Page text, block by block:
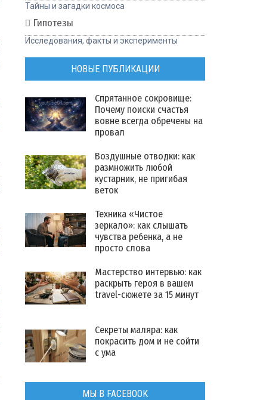
Тайны и загадки космоса
Гипотезы
Исследования, факты и эксперименты
НОВЫЕ ПУБЛИКАЦИИ
Спрятанное сокровище:
Почему поиски счастья
вовне всегда обречены на
провал
Воздушные отводки: как
размножить любой
кустарник, не пригибая
веток
Техника «Чистое
зеркало»: как слышать
чувства ребенка, а не
просто слова
Мастерство интервью: как
раскрыть героя в вашем
travel-сюжете за 15 минут
Секреты маляра: как
покрасить дом и не сойти
с ума
МЫ В FACEBOOK